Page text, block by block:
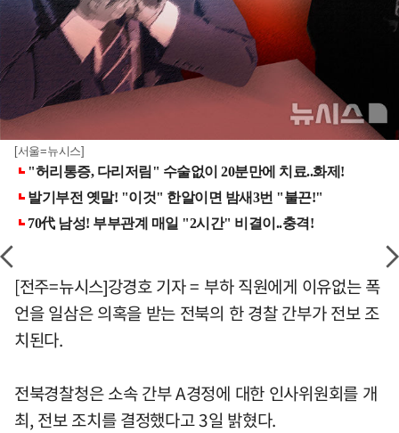
[서울=뉴시스]
[전주=뉴시스]강경호 기자 = 부하 직원에게 이유없는 폭
언을 일삼은 의혹을 받는 전북의 한 경찰 간부가 전보 조
치된다.
전북경찰청은 소속 간부 A경정에 대한 인사위원회를 개
최, 전보 조치를 결정했다고 3일 밝혔다.